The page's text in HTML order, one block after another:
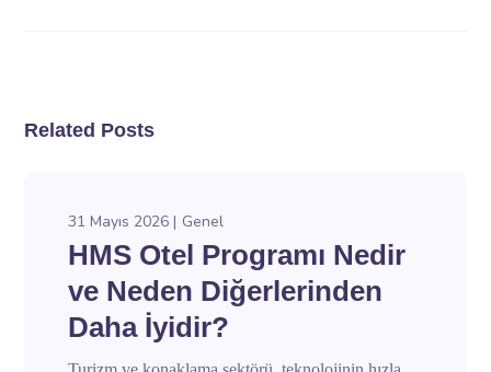
Related Posts
31 Mayıs 2026 Genel
HMS Otel Programı Nedir
ve Neden Diğerlerinden
Daha İyidir?